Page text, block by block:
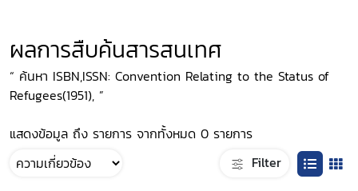
ผลการสืบค้นสารสนเทศ
“ ค้นหา ISBN,ISSN: Convention Relating to the Status of
Refugees(1951), ”
แสดงข้อมูล ถึง รายการ จากทั้งหมด 0 รายการ
Filter